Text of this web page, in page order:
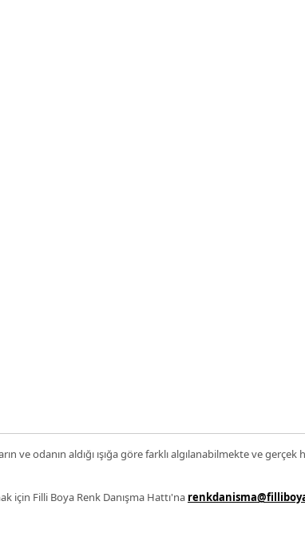
ve odanın aldığı ışığa göre farklı algılanabilmekte ve gerçek
için Filli Boya Renk Danışma Hattı'na